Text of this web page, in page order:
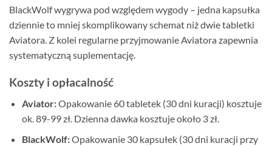
BlackWolf wygrywa pod względem wygody – jedna kapsułka
dziennie to mniej skomplikowany schemat niż dwie tabletki
Aviatora. Z kolei regularne przyjmowanie Aviatora zapewnia
systematyczną suplementację.
Koszty i opłacalność
Aviator:Opakowanie 60 tabletek (30 dni kuracji) kosztuje
ok. 89-99 zł. Dzienna dawka kosztuje około 3 zł.
BlackWolf:Opakowanie 30 kapsułek (30 dni kuracji przy